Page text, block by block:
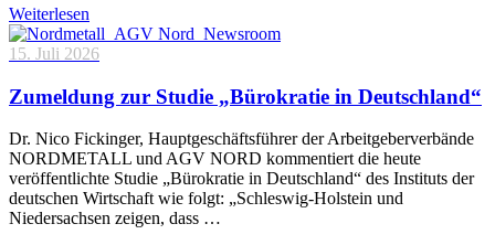
Weiterlesen
15. Juli 2026
Zumeldung zur Studie „Bürokratie in Deutschland“
Dr. Nico Fickinger, Hauptgeschäftsführer der Arbeitgeberverbände
NORDMETALL und AGV NORD kommentiert die heute
veröffentlichte Studie „Bürokratie in Deutschland“ des Instituts der
deutschen Wirtschaft wie folgt: „Schleswig-Holstein und
Niedersachsen zeigen, dass …